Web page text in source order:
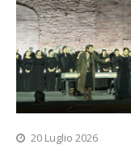
20 Luglio 2026